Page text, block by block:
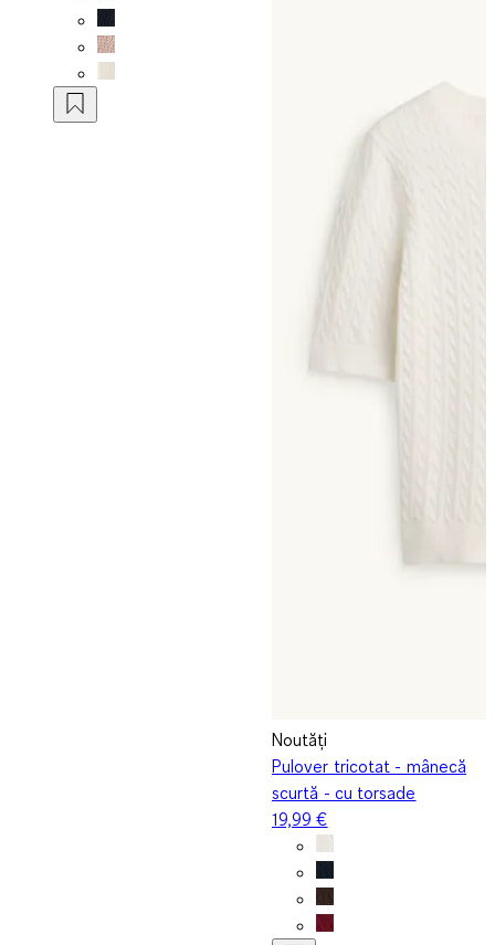
Noutăți
Pulover tricotat - mânecă
scurtă - cu torsade
19,99 €